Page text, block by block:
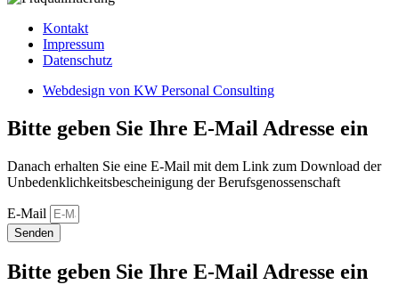
Kontakt
Impressum
Datenschutz
Webdesign von KW Personal Consulting
Bitte geben Sie Ihre E-Mail Adresse ein
Danach erhalten Sie eine E-Mail mit dem Link zum Download der
Unbedenklichkeitsbescheinigung der Berufsgenossenschaft
E-Mail
Senden
Bitte geben Sie Ihre E-Mail Adresse ein